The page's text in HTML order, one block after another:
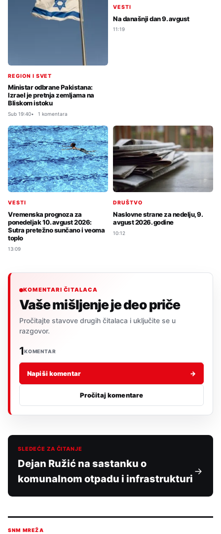
REGION I SVET
Ministar odbrane Pakistana:
Izrael je pretnja zemljama na
Bliskom istoku
Sub 19:40 1 komentara
VESTI
Na današnji dan 9. avgust
11:19
VESTI
Vremenska prognoza za
ponedeljak 10. avgust 2026:
Sutra pretežno sunčano i veoma
toplo
13:09
DRUŠTVO
Naslovne strane za nedelju, 9.
avgust 2026. godine
10:12
KOMENTARI ČITALACA
Vaše mišljenje je deo priče
Pročitajte stavove drugih čitalaca i uključite se u
razgovor.
1KOMENTAR
Napiši komentar →
Pročitaj komentare
SLEDEĆE ZA ČITANJE
Dejan Ružić na sastanku o
komunalnom otpadu i infrastrukturi
SNM MREŽA